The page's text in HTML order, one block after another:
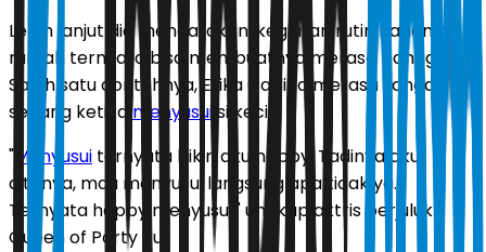
Lebih lanjut dia mengatakan, kegiatan rutin harian di
rumah ternyata bisa membuatnya merasa bahagia.
Salah satu contohnya, Erika Carlina merasa sangat
senang ketika menyusui si kecil.
" Menyusui ternyata bikin aku happy. Tadinya aku
ditanya, mau menyusui langsung apa tidak ya.
Ternyata happy menyusui," ungkap aktris berjuluk
Queen of Party itu